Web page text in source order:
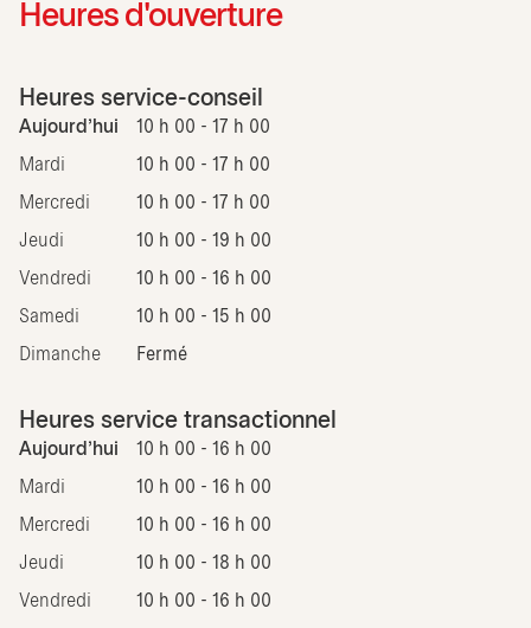
Heures d'ouverture
Heures service-conseil
Aujourd'hui 10 h 00 - 17 h 00
Mardi 10 h 00 - 17 h 00
Mercredi 10 h 00 - 17 h 00
Jeudi 10 h 00 - 19 h 00
Vendredi 10 h 00 - 16 h 00
Samedi 10 h 00 - 15 h 00
Dimanche Fermé
Heures service transactionnel
Aujourd'hui 10 h 00 - 16 h 00
Mardi 10 h 00 - 16 h 00
Mercredi 10 h 00 - 16 h 00
Jeudi 10 h 00 - 18 h 00
Vendredi 10 h 00 - 16 h 00